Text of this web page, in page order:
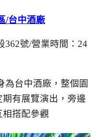
/台中酒廠
362號/營業時間：24
為台中酒廠，整個園
有展覽演出，旁邊
相搭配參觀